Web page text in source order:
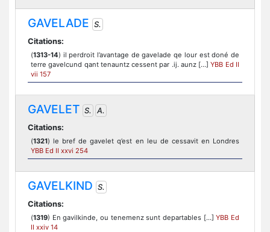
GAVELADE S.
Citations:
(1313-14) il perdroit l’avantage de gavelade qe lour est doné de
terre gavelcund qant tenauntz cessent par .ij. aunz [...]YBB Ed II
vii 157
GAVELET S.
A.
Citations:
(1321) le bref de gavelet q’est en leu de cessavit en Londres
YBB Ed II xxvi 254
GAVELKIND S.
Citations:
(1319) En gavilkinde, ou tenemenz sunt departables [...]YBB Ed
II xxiv 14